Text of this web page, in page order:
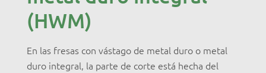
(HWM)
En las fresas con vástago de metal duro o metal
duro integral, la parte de corte está hecha del